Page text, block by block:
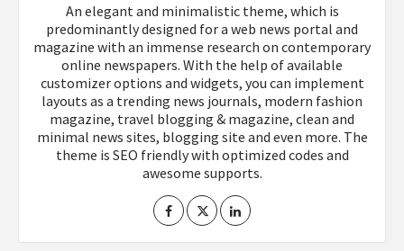
An elegant and minimalistic theme, which is
predominantly designed for a web news portal and
magazine with an immense research on contemporary
online newspapers. With the help of available
customizer options and widgets, you can implement
layouts as a trending news journals, modern fashion
magazine, travel blogging & magazine, clean and
minimal news sites, blogging site and even more. The
theme is SEO friendly with optimized codes and
awesome supports.